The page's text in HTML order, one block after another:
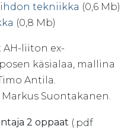
tekniikka (0,6 Mb)
(0,8 Mb)
liiton ex-
käsialaa, mallina
Antila.
Suontakanen.
2 oppaat (.pdf